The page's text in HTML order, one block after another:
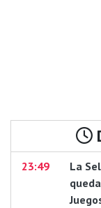
23:49
La